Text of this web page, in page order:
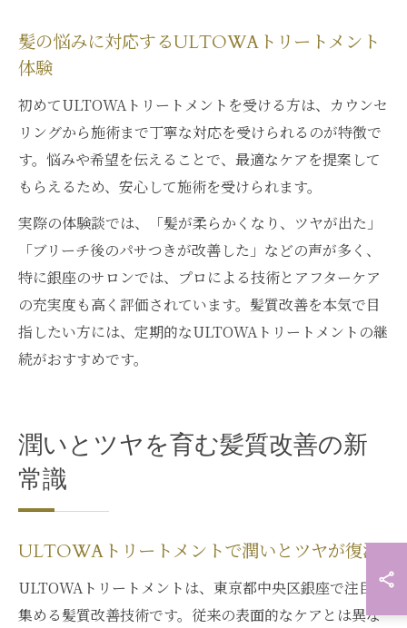
髪の悩みに対応するULTOWAトリートメント
体験
初めてULTOWAトリートメントを受ける方は、カウンセ
リングから施術まで丁寧な対応を受けられるのが特徴で
す。悩みや希望を伝えることで、最適なケアを提案して
もらえるため、安心して施術を受けられます。
実際の体験談では、「髪が柔らかくなり、ツヤが出た」
「ブリーチ後のパサつきが改善した」などの声が多く、
特に銀座のサロンでは、プロによる技術とアフターケア
の充実度も高く評価されています。髪質改善を本気で目
指したい方には、定期的なULTOWAトリートメントの継
続がおすすめです。
潤いとツヤを育む髪質改善の新
常識
ULTOWAトリートメントで潤いとツヤが復活
ULTOWAトリートメントは、東京都中央区銀座で注目を
集める髪質改善技術です。従来の表面的なケアとは異な